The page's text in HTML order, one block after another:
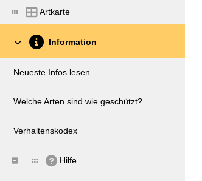
Artkarte
Information
Neueste Infos lesen
Welche Arten sind wie geschützt?
Verhaltenskodex
Hilfe